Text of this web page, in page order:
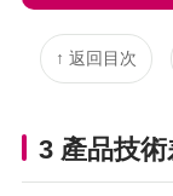
↑ 返回目次
3 產品技